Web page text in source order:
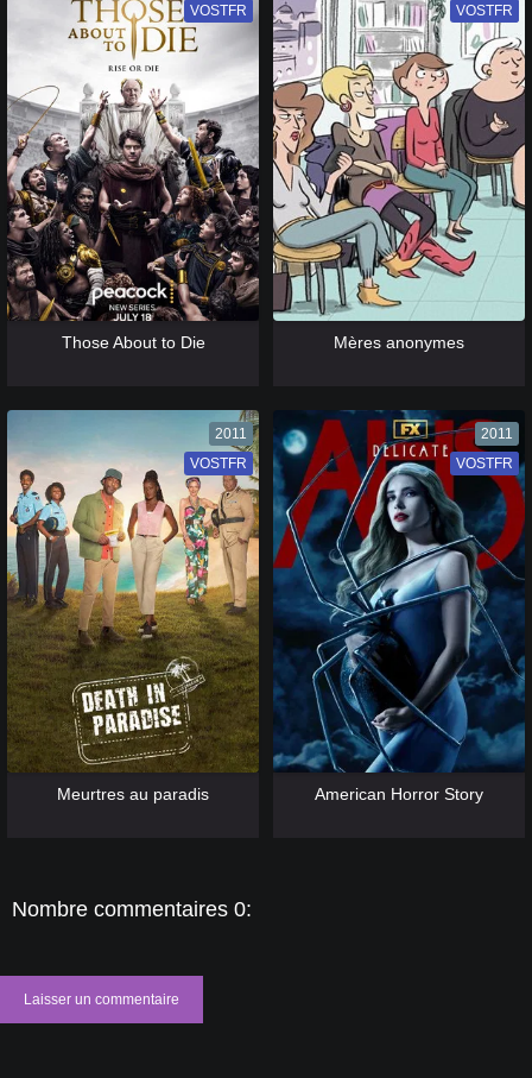
VF
VOSTFR
Those About to Die
VF
VOSTFR
Mères anonymes
2011
VF
VOSTFR
Meurtres au paradis
2011
VF
VOSTFR
American Horror Story
Nombre commentaires 0:
Laisser un commentaire